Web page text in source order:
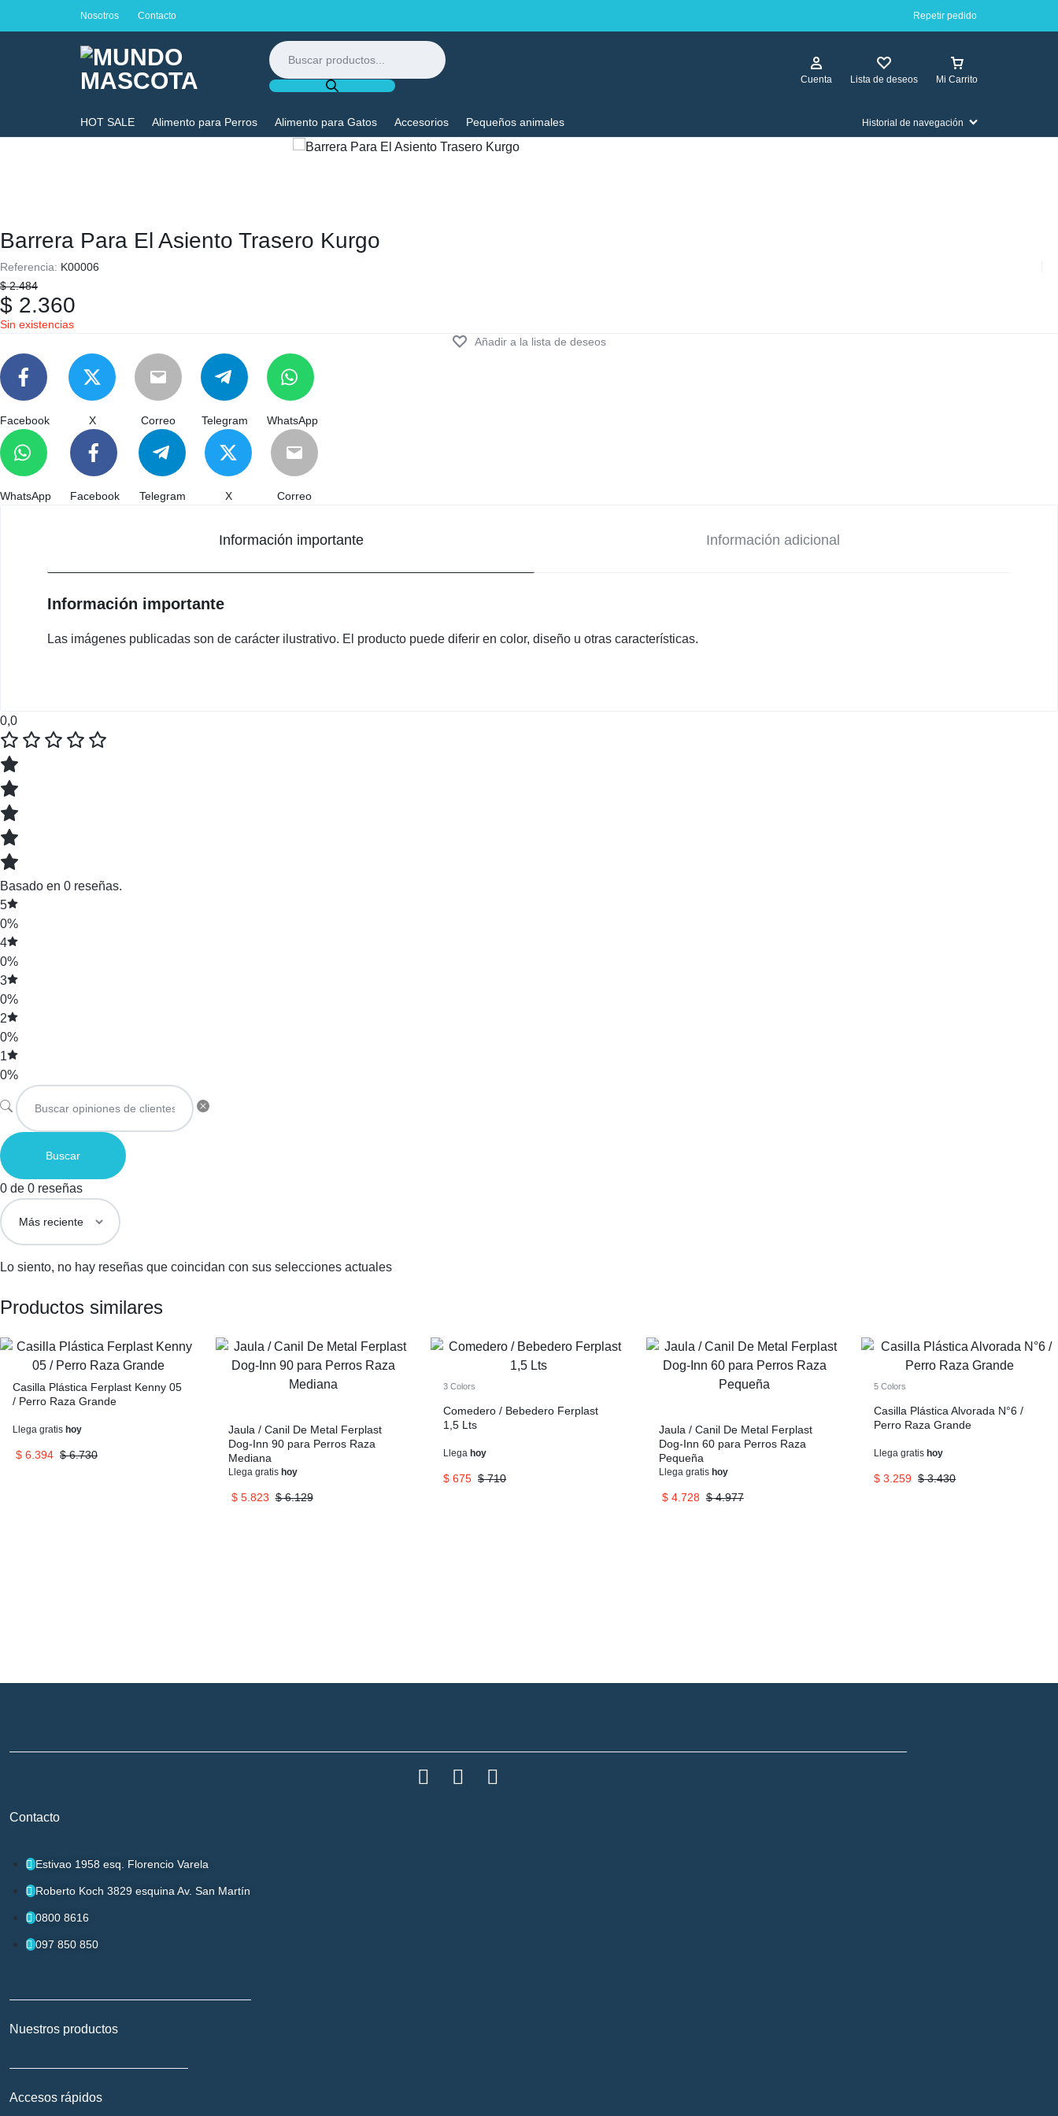
Nosotros Contacto Repetir pedido
MASCOTA
MEJOR
MASCOTA
Búsqueda
de
productos
Cuenta Lista de deseos Mi Carrito
HOT SALE Alimento para Perros Alimento para Gatos Accesorios Pequeños animales Historial de navegación
Barrera Para El Asiento Trasero Kurgo
Referencia: K00006
$2.484
$ 2.360
Sin existencias
Añadir a la lista de deseos
Facebook X Correo Telegram WhatsApp
WhatsApp Facebook Telegram X Correo
Información importante Información adicional
Información importante
Las imágenes publicadas son de carácter ilustrativo. El producto puede diferir en color, diseño u otras características.
0,0
Basado en 0 reseñas.
5
0%
4
0%
3
0%
2
0%
1
0%
Buscar
0 de 0 reseñas
Lo siento, no hay reseñas que coincidan con sus selecciones actuales
Productos similares
Casilla Plástica Ferplast Kenny 05
/ Perro Raza Grande
Llega gratis hoy
$6.730
$ 6.394
Jaula / Canil De Metal Ferplast
Dog-Inn 90 para Perros Raza
Mediana
Llega gratis hoy
$6.129
$5.823
3 Colors
Comedero / Bebedero Ferplast
1,5 Lts
Llega hoy
$710
$ 675
Jaula / Canil De Metal Ferplast
Dog-Inn 60 para Perros Raza
Pequeña
Llega gratis hoy
$4.977
$4.728
5 Colors
Casilla Plástica Alvorada N°6 /
Perro Raza Grande
Llegagratis hoy
$3.430
$ 3.259
Contacto
Estivao 1958 esq. Florencio Varela
Roberto Koch 3829 esquina Av. San Martín
0800 8616
097 850 850
Nuestros productos
Accesos rápidos